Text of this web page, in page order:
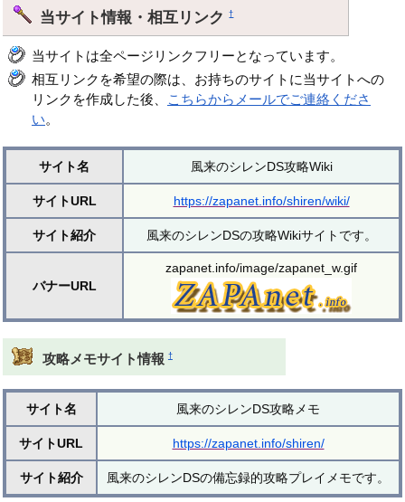
当サイト情報・相互リンク†
当サイトは全ページリンクフリーとなっています。
相互リンクを希望の際は、お持ちのサイトに当サイトへの
リンクを作成した後、
こちらからメールでご連絡くださ
い。
サイト名 風来のシレンDS攻略Wiki
サイトURL https://zapanet.info/shiren/wiki/
サイト紹介 風来のシレンDSの攻略Wikiサイトです。
バナーURL
zapanet.info/image/zapanet_w.gif
攻略メモサイト情報 †
サイト名 風来のシレンDS攻略メモ
サイトURL https://zapanet.info/shiren/
サイト紹介 風来のシレンDSの備忘録的攻略プレイメモです。